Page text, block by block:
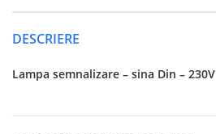
DESCRIERE
Lampa semnalizare – sina Din – 230V